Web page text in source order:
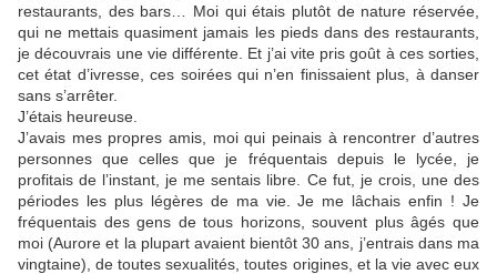
restaurants, des bars… Moi qui étais plutôt de nature réservée,
qui ne mettais quasiment jamais les pieds dans des restaurants,
je découvrais une vie différente. Et j’ai vite pris goût à ces sorties,
cet état d’ivresse, ces soirées qui n’en finissaient plus, à danser
sans s’arrêter.
J’étais heureuse.
J’avais mes propres amis, moi qui peinais à rencontrer d’autres
personnes que celles que je fréquentais depuis le lycée, je
profitais de l’instant, je me sentais libre. Ce fut, je crois, une des
périodes les plus légères de ma vie. Je me lâchais enfin ! Je
fréquentais des gens de tous horizons, souvent plus âgés que
moi (Aurore et la plupart avaient bientôt 30 ans, j’entrais dans ma
vingtaine), de toutes sexualités, toutes origines, et la vie avec eux